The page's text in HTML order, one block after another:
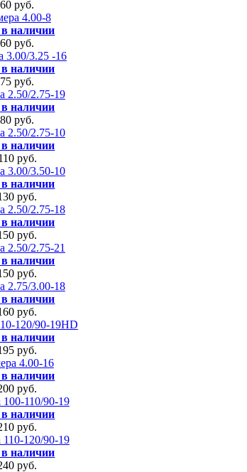
60 руб.
4.00-8
наличии
60 руб.
3.00/3.25 -16
наличии
75 руб.
2.50/2.75-19
наличии
80 руб.
2.50/2.75-10
наличии
руб.
3.00/3.50-10
наличии
руб.
2.50/2.75-18
наличии
руб.
2.50/2.75-21
наличии
руб.
2.75/3.00-18
наличии
руб.
120/90-19HD
наличии
руб.
4.00-16
наличии
руб.
110/90-19
наличии
руб.
120/90-19
наличии
руб.